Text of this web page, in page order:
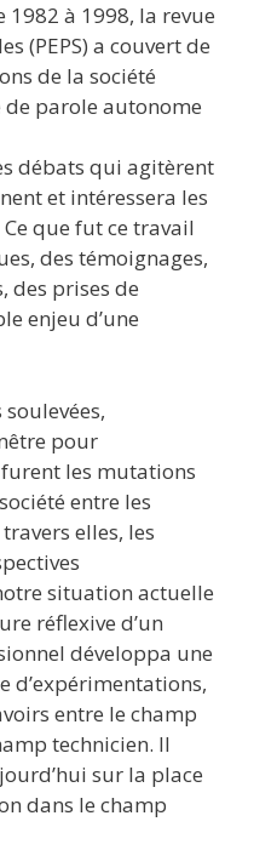
à 1998, la revue
(PEPS) a couvert de
de la société
parole autonome
débats qui agitèrent
et intéressera les
que fut ce travail
des témoignages,
des prises de
enjeu d’une
pour
les mutations
entre les
elles, les
situation actuelle
réflexive d’un
développa une
d’expérimentations,
entre le champ
technicien. Il
sur la place
dans le champ